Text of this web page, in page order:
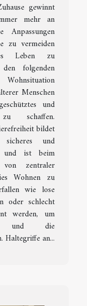
gewinnt
mehr an
Anpassungen
zu vermeiden
Leben zu
folgenden
Menschen
und
schaffen.
bildet
und
und ist beim
von zentraler
Wohnen zu
wie lose
oder schlecht
werden, um
und die
Haltegriffe an...